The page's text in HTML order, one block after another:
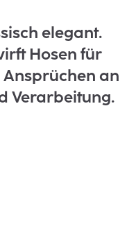
elegant.
Hosen für
an
Verarbeitung.